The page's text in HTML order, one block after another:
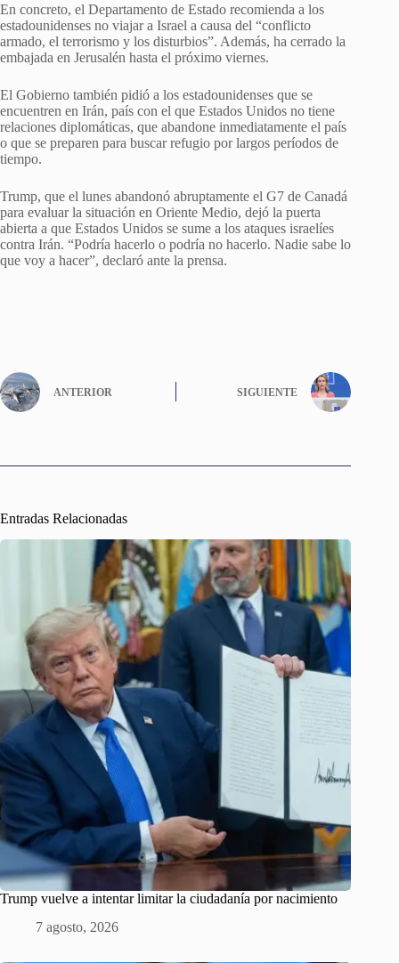
En concreto, el Departamento de Estado recomienda a los
estadounidenses no viajar a Israel a causa del “conflicto
armado, el terrorismo y los disturbios”. Además, ha cerrado la
embajada en Jerusalén hasta el próximo viernes.
El Gobierno también pidió a los estadounidenses que se
encuentren en Irán, país con el que Estados Unidos no tiene
relaciones diplomáticas, que abandone inmediatamente el país
o que se preparen para buscar refugio por largos períodos de
tiempo.
Trump, que el lunes abandonó abruptamente el G7 de Canadá
para evaluar la situación en Oriente Medio, dejó la puerta
abierta a que Estados Unidos se sume a los ataques israelíes
contra Irán. “Podría hacerlo o podría no hacerlo. Nadie sabe lo
que voy a hacer”, declaró ante la prensa.
ANTERIOR SIGUIENTE
Entradas Relacionadas
Trump vuelve a intentar limitar la ciudadanía por nacimiento
7 agosto, 2026